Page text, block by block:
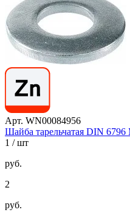
Арт. WN00084956
Шайба тарельчатая DIN
1 / шт
руб.
2
руб.